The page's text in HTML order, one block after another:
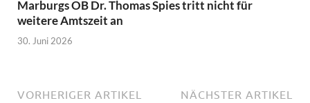
Marburgs OB Dr. Thomas Spies tritt nicht für
weitere Amtszeit an
30. Juni 2026
VORHERIGER ARTIKEL NÄCHSTER ARTIKEL